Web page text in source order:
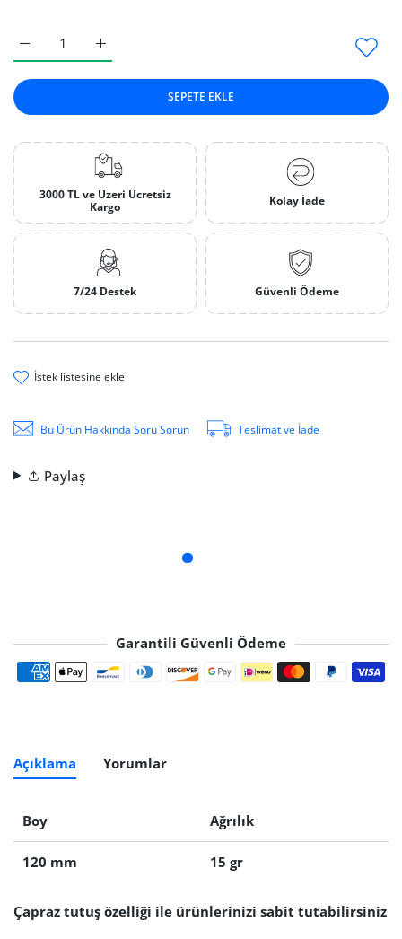
Yaylı Çift Kısa için adedi artırın
Yaylı Çift Kısa için adedi artırın
SEPETE EKLE
3000 TL ve Üzeri Ücretsiz
Kargo
Kolay İade
7/24 Destek Güvenli Ödeme
i̇stek li̇stesi̇ne ekle
Bu Ürün Hakkında Soru Sorun Teslimat ve İade
Paylaş
Garantili Güvenli Ödeme
Ödeme yöntemleri
Açıklama Yorumlar
Boy Ağrılık
120 mm 15 gr
Çapraz tutuş özelliği ile ürünlerinizi sabit tutabilirsiniz